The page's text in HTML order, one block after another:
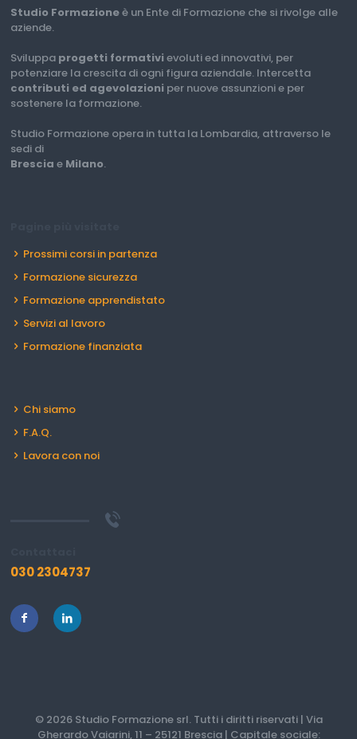
Studio Formazioneè un Ente di Formazione che si rivolge alle
aziende.
Sviluppa progetti formativi evoluti ed innovativi, per
potenziare la crescita di ogni figura aziendale. Intercetta
contributi ed agevolazioni per nuove assunzioni e per
sostenere la formazione.
Studio Formazione opera in tutta la Lombardia, attraverso le
sedi di
Brescia e Milano.
Prossimi corsi in partenza
Formazione sicurezza
Formazione apprendistato
Servizi al lavoro
Formazione finanziata
Chi siamo
F.A.Q.
Lavora con noi
030 2304737
© 2026 Studio Formazione srl. Tutti i diritti riservati | Via
Gherardo Vaiarini, 11 – 25121 Brescia | Capitale sociale: